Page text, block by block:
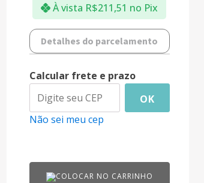
À vista R$211,51 no Pix
Detalhes do parcelamento
Calcular frete e prazo
OK
Não sei meu cep
COLOCAR NO CARRINHO